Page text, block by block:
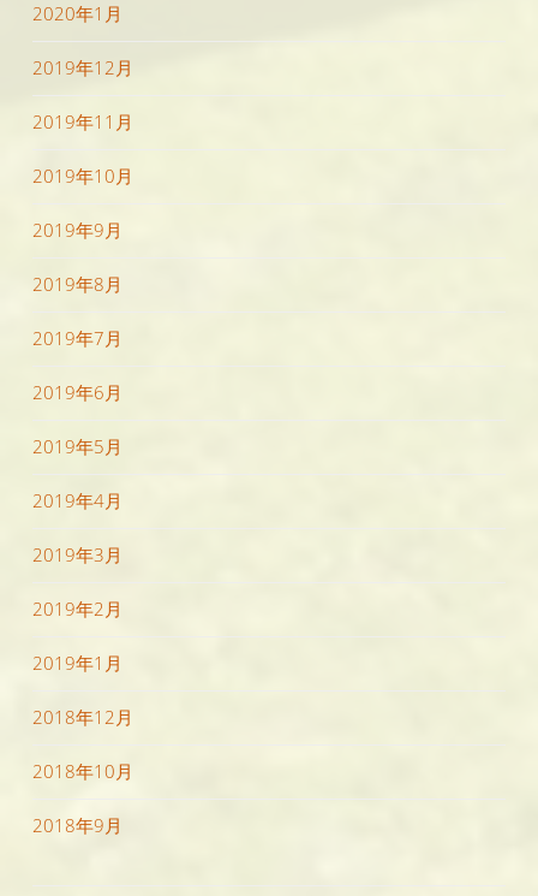
2020年1月
2019年12月
2019年11月
2019年10月
2019年9月
2019年8月
2019年7月
2019年6月
2019年5月
2019年4月
2019年3月
2019年2月
2019年1月
2018年12月
2018年10月
2018年9月